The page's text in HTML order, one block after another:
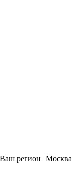
Москва
Ваш регион